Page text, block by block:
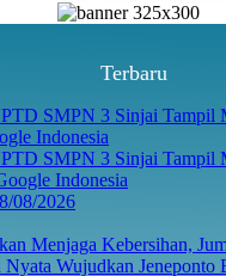
Terbaru
SMPN 3 Sinjai Tampil
Indonesia
08/2026